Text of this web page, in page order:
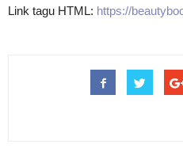
Link tagu HTML: https://